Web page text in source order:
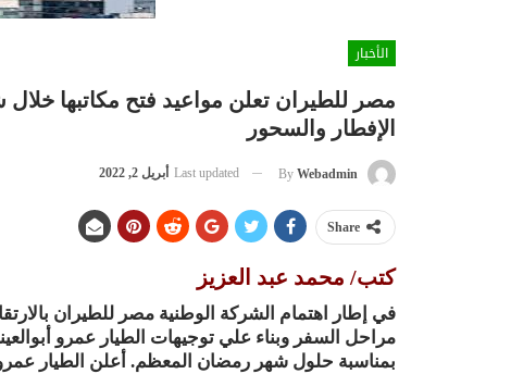
الأخبار
مصر للطيران تعلن مواعيد فتح مكاتبها
الإفطار والسحور
By Webadmin
Last updated أبريل 2, 2022
Share
كتب/ محمد عبد العزيز
في إطار اهتمام الشركة الوطنية مصر للطيران
مراحل السفر وبناء علي توجيهات الطيار عمرو
بمناسبة حلول شهر رمضان المعظم. أعلن الطيار